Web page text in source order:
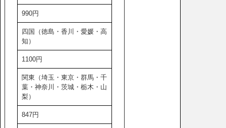
990円
四国（徳島・香川・愛媛・高
知）
1100円
関東（埼玉・東京・群馬・千
葉・神奈川・茨城・栃木・山
梨）
847円